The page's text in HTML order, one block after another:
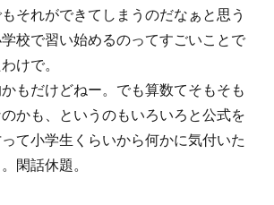
それができてしまうのだなぁと思う
校で習い始めるのってすごいことで
けで。
もだけどねー。でも算数てそもそも
かも、というのもいろいろと公式を
て小学生くらいから何かに気付いた
閑話休題。